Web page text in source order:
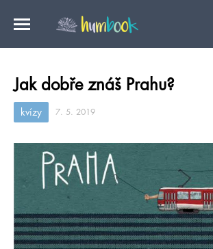
Jak dobře znáš Prahu?
kvízy 7. 5. 2019